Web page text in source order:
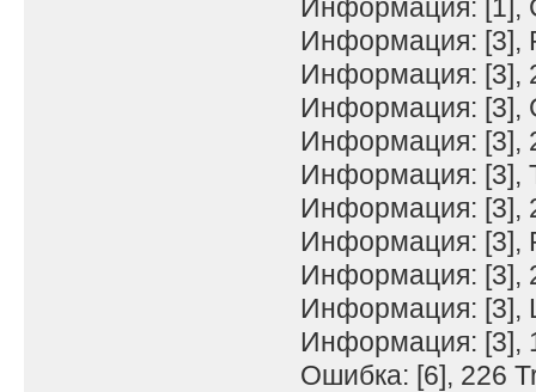
Информация: [1],
Информация: [3],
Информация: [3],
Информация: [3],
Информация: [3],
Информация: [3],
Информация: [3],
Информация: [3],
Информация: [3],
Информация: [3],
Информация: [3],
Ошибка: [6], 226